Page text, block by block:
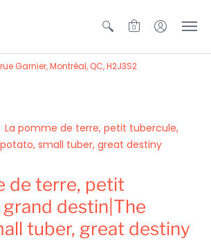
0
Garnier, Montréal, QC, H2J3S2
La pomme de terre, petit tubercule,
small tuber, great destiny
de terre, petit
destin|The
tuber, great destiny